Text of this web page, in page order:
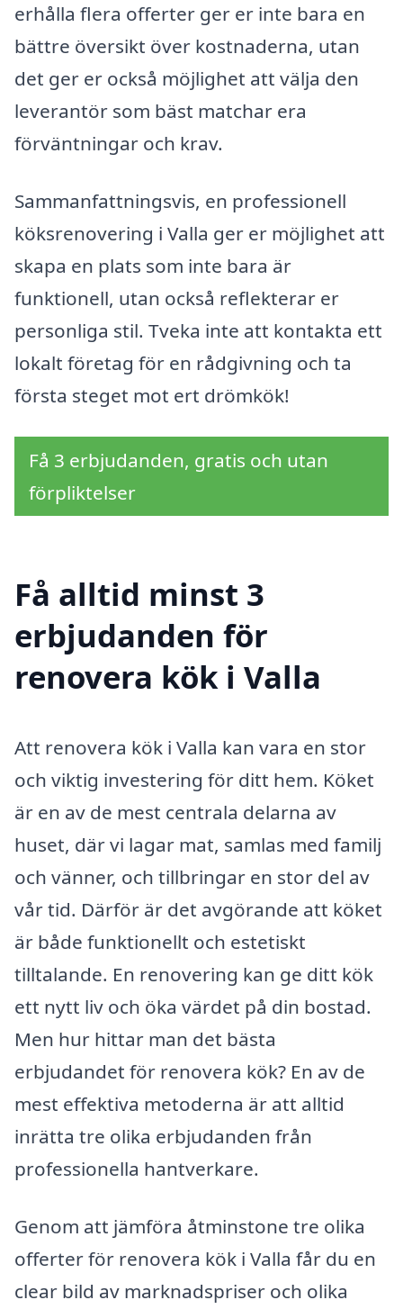
erhålla flera offerter ger er inte bara en
bättre översikt över kostnaderna, utan
det ger er också möjlighet att välja den
leverantör som bäst matchar era
förväntningar och krav.
Sammanfattningsvis, en professionell
köksrenovering i Valla ger er möjlighet att
skapa en plats som inte bara är
funktionell, utan också reflekterar er
personliga stil. Tveka inte att kontakta ett
lokalt företag för en rådgivning och ta
första steget mot ert drömkök!
Få 3 erbjudanden, gratis och utan
förpliktelser
Få alltid minst 3
erbjudanden för
renovera kök i Valla
Att renovera kök i Valla kan vara en stor
och viktig investering för ditt hem. Köket
är en av de mest centrala delarna av
huset, där vi lagar mat, samlas med familj
och vänner, och tillbringar en stor del av
vår tid. Därför är det avgörande att köket
är både funktionellt och estetiskt
tilltalande. En renovering kan ge ditt kök
ett nytt liv och öka värdet på din bostad.
Men hur hittar man det bästa
erbjudandet för renovera kök? En av de
mest effektiva metoderna är att alltid
inrätta tre olika erbjudanden från
professionella hantverkare.
Genom att jämföra åtminstone tre olika
offerter för renovera kök i Valla får du en
clear bild av marknadspriser och olika